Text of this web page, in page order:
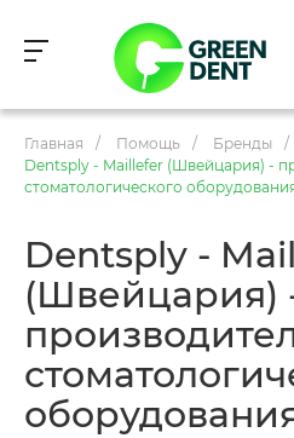
Главная / Помощь / Бренды
/
Dentsply - Maillefer (Швейцария) -
стоматологического
Dentsply -
(Швейцария)